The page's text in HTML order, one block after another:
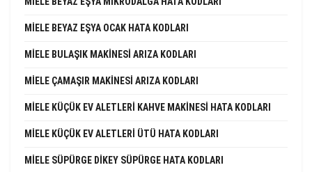
MIELE BEYAZ EŞYA OCAK HATA KODLARI
MIELE BULAŞIK MAKINESI ARIZA KODLARI
MIELE ÇAMAŞIR MAKINESI ARIZA KODLARI
MIELE KÜÇÜK EV ALETLERI KAHVE MAKINESI HATA KODLARI
MIELE KÜÇÜK EV ALETLERI ÜTÜ HATA KODLARI
MIELE SÜPÜRGE DIKEY SÜPÜRGE HATA KODLARI